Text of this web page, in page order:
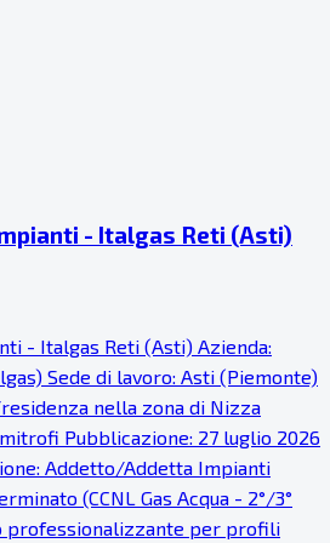
- Italgas Reti (Asti)
- Italgas Reti (Asti) Azienda:
Sede di lavoro: Asti (Piemonte)
nella zona di Nizza
Pubblicazione: 27 luglio 2026
Addetto/Addetta Impianti
(CCNL Gas Acqua - 2°/3°
professionalizzante per profili